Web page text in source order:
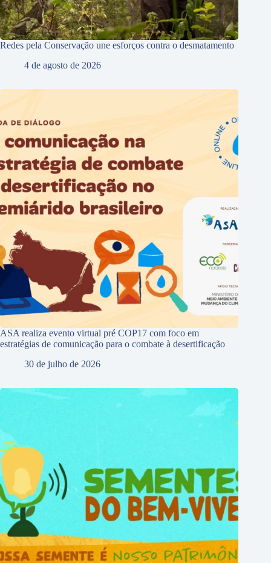
Redes pela Conservação une esforços contra o desmatamento
4 de agosto de 2026
ASA realiza evento virtual pré COP17 com foco em
estratégias de comunicação para o combate à desertificação
30 de julho de 2026